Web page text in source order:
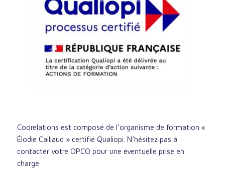
Coorelations est composé de l’organisme de formation «
Élodie Caillaud » certifié Qualiopi. N’hésitez pas à
contacter votre OPCO pour une éventuelle prise en
charge.